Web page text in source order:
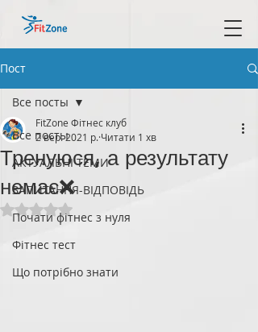
Пост
Все посты
АКТУАЛЬНІ ТЕМИ
ЗАПИТАННЯ-ВІДПОВІДЬ
Почати фітнес з нуля
Фітнес тест
Що потрібно знати
Все посты
Тренуюся, а результату
немає❌
FitZone Фітнес клуб
2 вер. 2021 р. Читати 1 хв
Оцінка: NaN з 5 зірок.